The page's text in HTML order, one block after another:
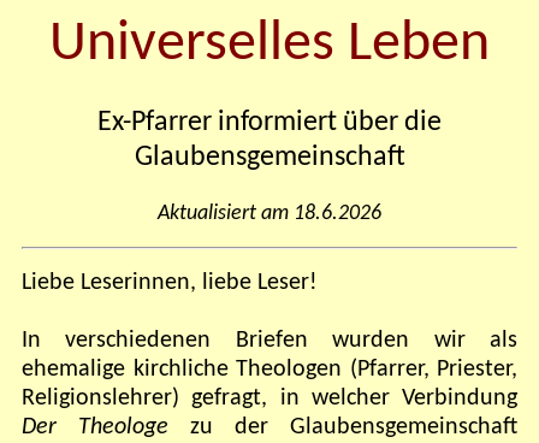
Universelles Leben
Ex-Pfarrer informiert über die
Glaubensgemeinschaft
Aktualisiert am 18.6.2026
Liebe Leserinnen, liebe Leser!
In verschiedenen Briefen wurden wir als
ehemalige kirchliche Theologen (Pfarrer, Priester,
Religionslehrer) gefragt, in welcher Verbindung
Der Theologe zu der Glaubensgemeinschaft